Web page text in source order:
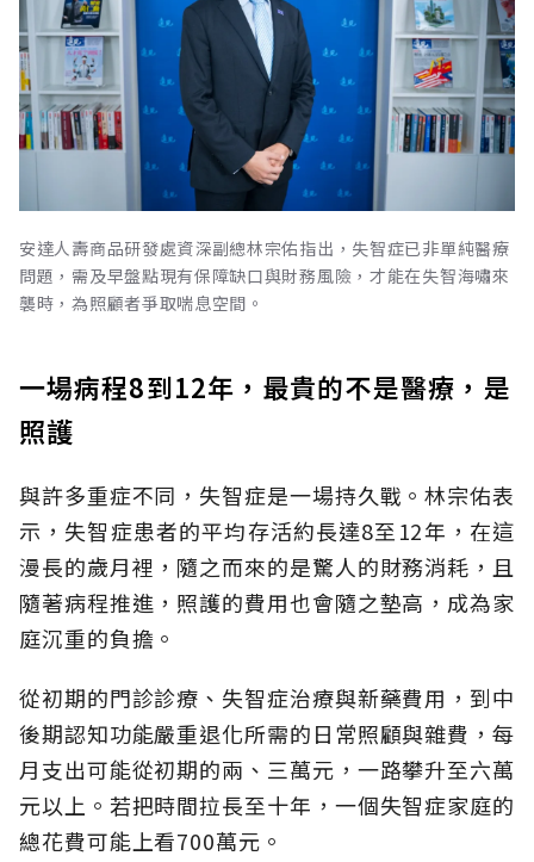
安達人壽商品研發處資深副總林宗佑指出，失智症已非單純醫療
問題，需及早盤點現有保障缺口與財務風險，才能在失智海嘯來
襲時，為照顧者爭取喘息空間。
一場病程8到12年，最貴的不是醫療，是
照護
與許多重症不同，失智症是一場持久戰。林宗佑表
示，失智症患者的平均存活約長達8至12年，在這
漫長的歲月裡，隨之而來的是驚人的財務消耗，且
隨著病程推進，照護的費用也會隨之墊高，成為家
庭沉重的負擔。
從初期的門診診療、失智症治療與新藥費用，到中
後期認知功能嚴重退化所需的日常照顧與雜費，每
月支出可能從初期的兩、三萬元，一路攀升至六萬
元以上。若把時間拉長至十年，一個失智症家庭的
總花費可能上看700萬元。